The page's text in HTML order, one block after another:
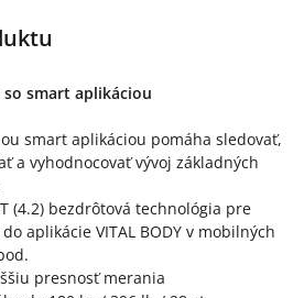
smart aplikáciou
smart aplikáciou pomáha sledovať,
a vyhodnocovať vývoj základných
(4.2) bezdrôtová technológia pre
aplikácie VITAL BODY v mobilných
presnosť merania